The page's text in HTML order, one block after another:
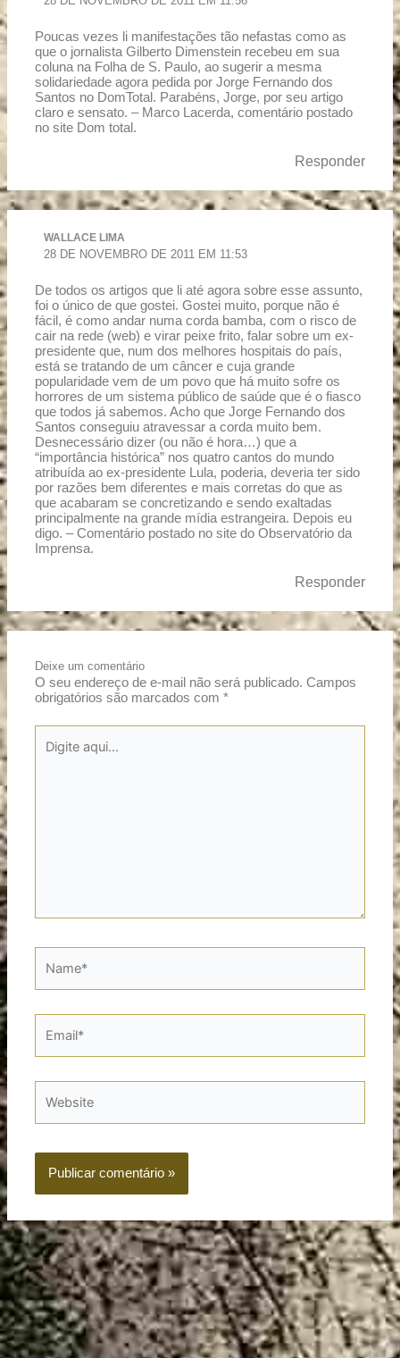
Poucas vezes li manifestações tão nefastas como as
que o jornalista Gilberto Dimenstein recebeu em sua
coluna na Folha de S. Paulo, ao sugerir a mesma
solidariedade agora pedida por Jorge Fernando dos
Santos no DomTotal. Parabéns, Jorge, por seu artigo
claro e sensato. – Marco Lacerda, comentário postado
no site Dom total.
Responder
WALLACE LIMA
28 DE NOVEMBRO DE 2011 EM 11:53
De todos os artigos que li até agora sobre esse assunto,
foi o único de que gostei. Gostei muito, porque não é
fácil, é como andar numa corda bamba, com o risco de
cair na rede (web) e virar peixe frito, falar sobre um ex-
presidente que, num dos melhores hospitais do país,
está se tratando de um câncer e cuja grande
popularidade vem de um povo que há muito sofre os
horrores de um sistema público de saúde que é o fiasco
que todos já sabemos. Acho que Jorge Fernando dos
Santos conseguiu atravessar a corda muito bem.
Desnecessário dizer (ou não é hora…) que a
“importância histórica” nos quatro cantos do mundo
atribuída ao ex-presidente Lula, poderia, deveria ter sido
por razões bem diferentes e mais corretas do que as
que acabaram se concretizando e sendo exaltadas
principalmente na grande mídia estrangeira. Depois eu
digo. – Comentário postado no site do Observatório da
Imprensa.
Responder
Deixe um comentário
O seu endereço de e-mail não será publicado. Campos
obrigatórios são marcados com*
aqui...